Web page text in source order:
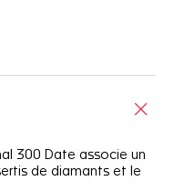
300 Date associe un
de diamants et le